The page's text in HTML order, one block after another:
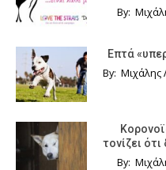
By:
Επτά
By: Μιχάλης
τονίζει
By: